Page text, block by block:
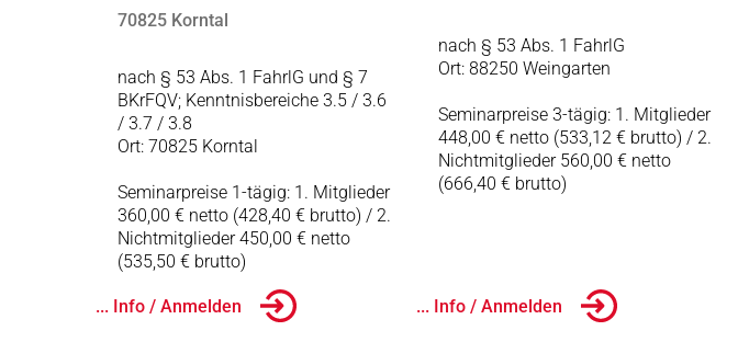
70825 Korntal
nach § 53 Abs. 1 FahrlG und § 7
BKrFQV; Kenntnisbereiche 3.5 / 3.6
/ 3.7 / 3.8
Ort: 70825 Korntal
Seminarpreise 1-tägig: 1. Mitglieder
360,00 € netto (428,40 € brutto) / 2.
Nichtmitglieder 450,00 € netto
(535,50 € brutto)
... Info / Anmelden
nach § 53 Abs. 1 FahrlG
Ort: 88250 Weingarten
Seminarpreise 3-tägig: 1. Mitglieder
448,00 € netto (533,12 € brutto) / 2.
Nichtmitglieder 560,00 € netto
(666,40 € brutto)
... Info / Anmelden